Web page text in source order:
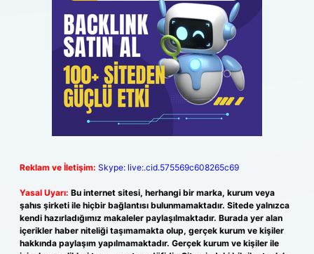
Reklam ve İletişim: Skype: live:.cid.575569c608265c69
Yasal Uyarı: Bu internet sitesi, herhangi bir marka, kurum veya
şahıs şirketi ile hiçbir bağlantısı bulunmamaktadır. Sitede yalnızca
kendi hazırladığımız makaleler paylaşılmaktadır. Burada yer alan
içerikler haber niteliği taşımamakta olup, gerçek kurum ve kişiler
hakkında paylaşım yapılmamaktadır. Gerçek kurum ve kişiler ile